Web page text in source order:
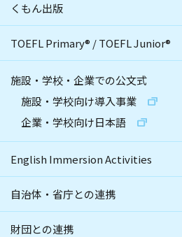
くもん出版
TOEFL Primary® /TOEFL Junior®
施設・学校・企業での公文式
施設・学校向け導入事業
企業・学校向け日本語
English Immersion Activities
自治体・省庁との連携
財団との連携